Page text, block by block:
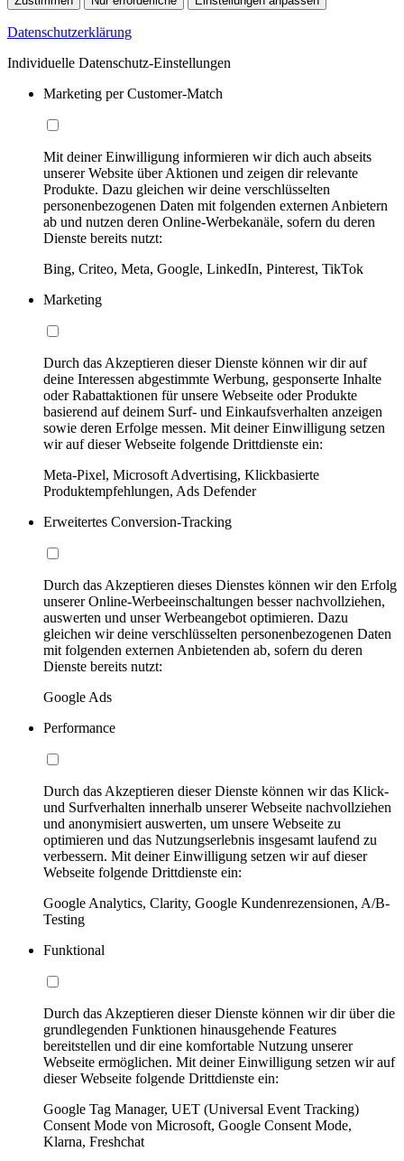
Datenschutzerklärung
Individuelle Datenschutz-Einstellungen
Marketing per Customer-Match
Mit deiner Einwilligung informieren wir dich auch abseits
unserer Website über Aktionen und zeigen dir relevante
Produkte. Dazu gleichen wir deine verschlüsselten
personenbezogenen Daten mit folgenden externen Anbietern
ab und nutzen deren Online-Werbekanäle, sofern du deren
Dienste bereits nutzt:
Bing, Criteo, Meta, Google, LinkedIn, Pinterest, TikTok
Marketing
Durch das Akzeptieren dieser Dienste können wir dir auf
deine Interessen abgestimmte Werbung, gesponserte Inhalte
oder Rabattaktionen für unsere Webseite oder Produkte
basierend auf deinem Surf- und Einkaufsverhalten anzeigen
sowie deren Erfolge messen. Mit deiner Einwilligung setzen
wir auf dieser Webseite folgende Drittdienste ein:
Meta-Pixel, Microsoft Advertising, Klickbasierte
Produktempfehlungen, Ads Defender
Erweitertes Conversion-Tracking
Durch das Akzeptieren dieses Dienstes können wir den Erfolg
unserer Online-Werbeeinschaltungen besser nachvollziehen,
auswerten und unser Werbeangebot optimieren. Dazu
gleichen wir deine verschlüsselten personenbezogenen Daten
mit folgenden externen Anbietenden ab, sofern du deren
Dienste bereits nutzt:
Google Ads
Performance
Durch das Akzeptieren dieser Dienste können wir das Klick-
und Surfverhalten innerhalb unserer Webseite nachvollziehen
und anonymisiert auswerten, um unsere Webseite zu
optimieren und das Nutzungserlebnis insgesamt laufend zu
verbessern. Mit deiner Einwilligung setzen wir auf dieser
Webseite folgende Drittdienste ein:
Google Analytics, Clarity, Google Kundenrezensionen, A/B-
Testing
Funktional
Durch das Akzeptieren dieser Dienste können wir dir über die
grundlegenden Funktionen hinausgehende Features
bereitstellen und dir eine komfortable Nutzung unserer
Webseite ermöglichen. Mit deiner Einwilligung setzen wir auf
dieser Webseite folgende Drittdienste ein:
Google Tag Manager, UET (Universal Event Tracking)
Consent Mode von Microsoft, Google Consent Mode,
Klarna, Freshchat